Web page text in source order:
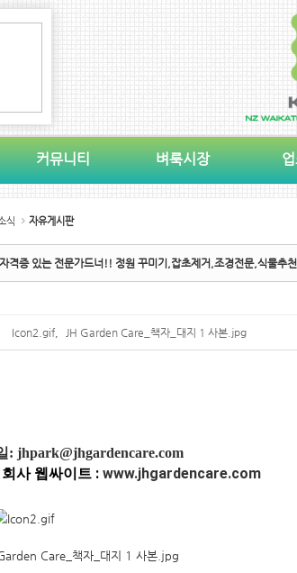
커뮤니티 벼룩시장
식 자유게시판
격증 있는 전문가드너!! 정원 꾸미기,잡초제거,조경전문,식물추
Icon2.gif JH Garden Care_책자_대지 1 사본.jpg
: jhpark@jhgardencare.com
회사 웹싸이트 : www.jhgardencare.com